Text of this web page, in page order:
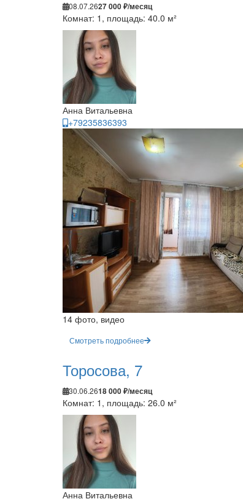
08.07.2627 000 ₽/месяц
Комнат: 1, площадь: 40.0 м²
Анна Витальевна
+79235836393
14 фото, видео
Смотреть подробнее
Торосова, 7
30.06.2618 000 ₽/месяц
Комнат: 1, площадь: 26.0 м²
Анна Витальевна